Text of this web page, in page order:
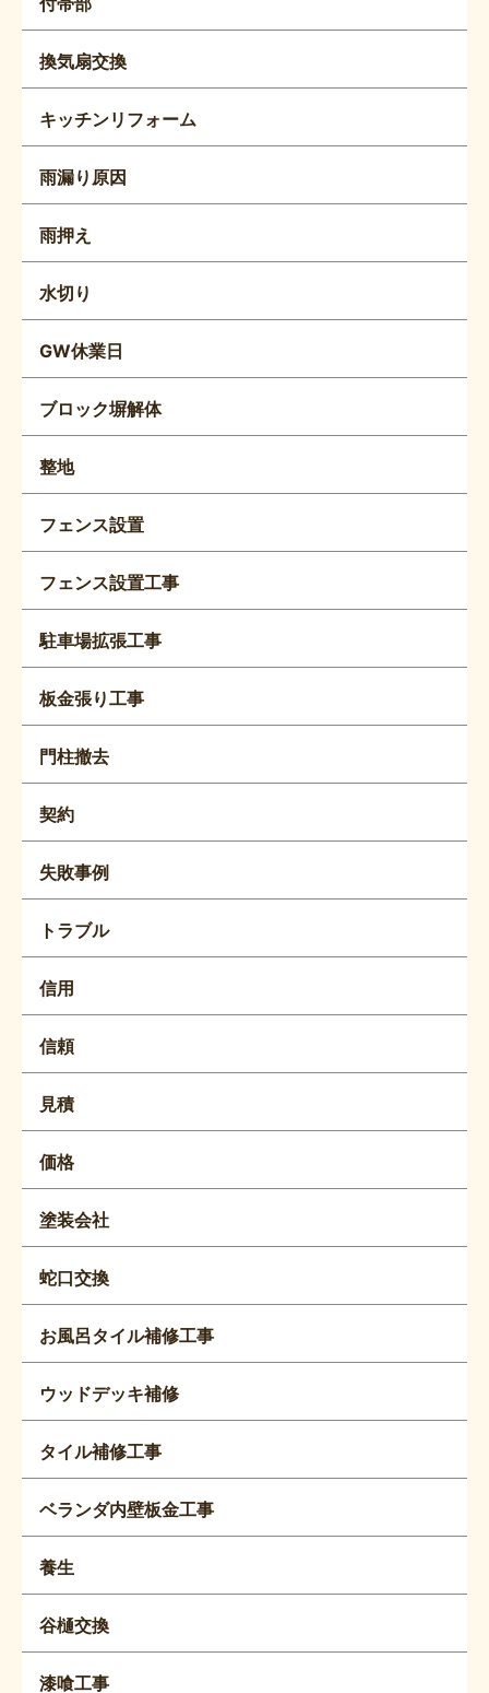
換気扇交換
キッチンリフォーム
雨漏り原因
雨押え
水切り
GW休業日
ブロック塀解体
整地
フェンス設置
フェンス設置工事
駐車場拡張工事
板金張り工事
門柱撤去
契約
失敗事例
トラブル
信用
信頼
見積
価格
塗装会社
蛇口交換
お風呂タイル補修工事
ウッドデッキ補修
タイル補修工事
ベランダ内壁板金工事
養生
谷樋交換
漆喰工事